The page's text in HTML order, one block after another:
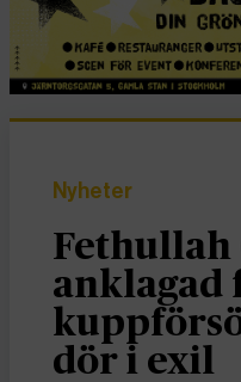
Nyheter
Fethullah
anklagad
dör i exil